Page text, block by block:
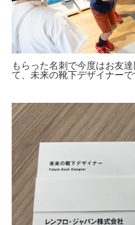
もらった名刺で今度はお友
て、未来の靴下デザイナーで